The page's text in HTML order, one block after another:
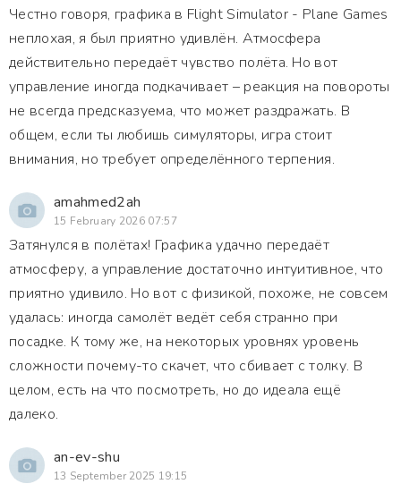
Честно говоря, графика в Flight Simulator - Plane Games
неплохая, я был приятно удивлён. Атмосфера
действительно передаёт чувство полёта. Но вот
управление иногда подкачивает – реакция на повороты
не всегда предсказуема, что может раздражать. В
общем, если ты любишь симуляторы, игра стоит
внимания, но требует определённого терпения.
amahmed2ah
15 February 2026 07:57
Затянулся в полётах! Графика удачно передаёт
атмосферу, а управление достаточно интуитивное, что
приятно удивило. Но вот с физикой, похоже, не совсем
удалась: иногда самолёт ведёт себя странно при
посадке. К тому же, на некоторых уровнях уровень
сложности почему-то скачет, что сбивает с толку. В
целом, есть на что посмотреть, но до идеала ещё
далеко.
an-ev-shu
13 September 2025 19:15